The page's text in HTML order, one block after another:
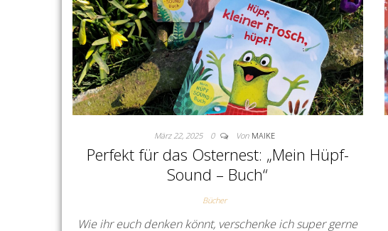
März 22, 2025 0 Von MAIKE
Perfekt für das Osternest: „Mein Hüpf-
Sound – Buch“
Bücher
Wie ihr euch denken könnt, verschenke ich super gerne